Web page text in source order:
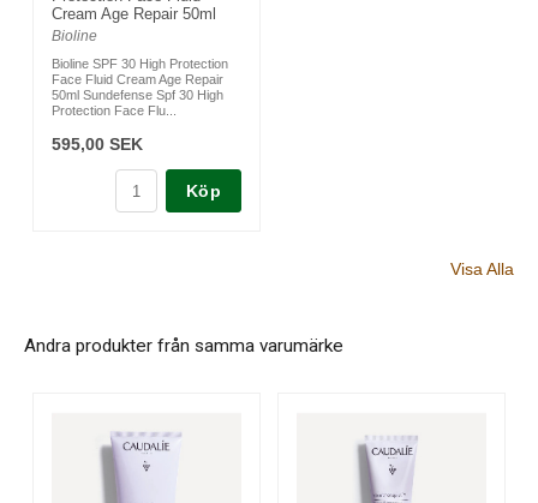
Cream Age Repair 50ml
Bioline
Bioline SPF 30 High Protection
Face Fluid Cream Age Repair
50ml Sundefense Spf 30 High
Protection Face Flu...
595,00 SEK
Köp
Visa Alla
Andra produkter från samma varumärke